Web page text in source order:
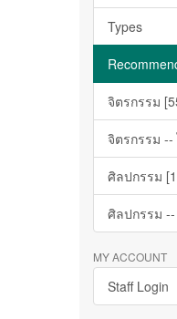
Types
จิตรกรรม
จิตรกรรม --
ศิลปกรรม
ศิลปกรรม --
MY ACCOUNT
Staff Login